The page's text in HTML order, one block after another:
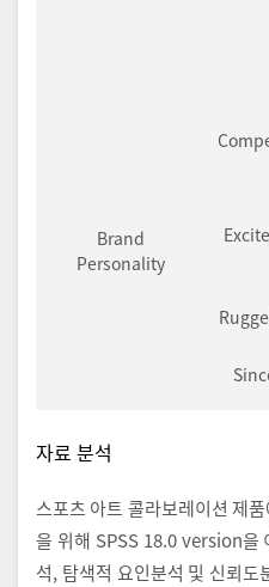
Brand
Personality
자료 분석
스포츠 아트 콜라보레이션 제
을 위해 SPSS 18.0 version을
석, 탐색적 요인분석 및 신뢰